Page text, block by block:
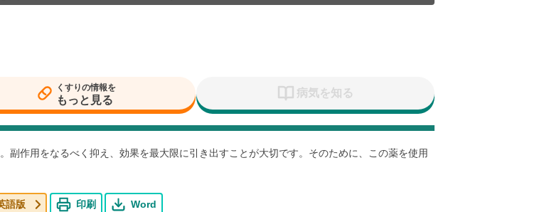
くすりの情報を
もっと見る
病気を知る
作用をなるべく抑え、効果を最大限に引き出すことが大切です。そのために、この薬を使用
語版 印刷 Word